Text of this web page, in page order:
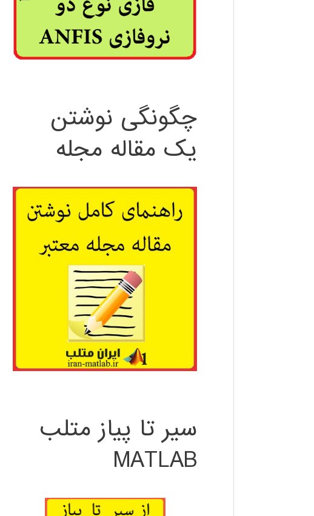
چگونگی نوشتن
یک مقاله مجله
سیر تا پیاز متلب
MATLAB